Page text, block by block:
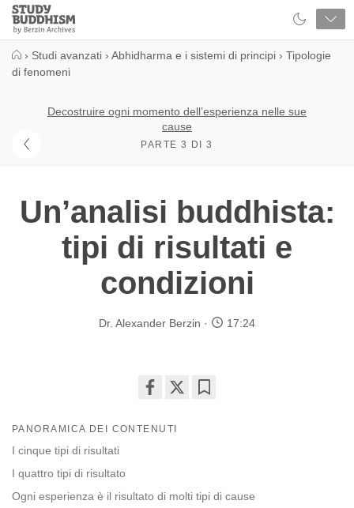
Close
Study
Buddhism
› Studi avanzati › Abhidharma e i sistemi di principi › Tipologie
di fenomeni
Decostruire ogni momento dell’esperienza nelle sue
cause
PARTE 3 DI 3
Un’analisi buddhista:
tipi di risultati e
condizioni
Dr. Alexander Berzin 17:24
on
PANORAMICA DEI CONTENUTI
I cinque tipi di risultati
I quattro tipi di risultato
Ogni esperienza è il risultato di molti tipi di cause